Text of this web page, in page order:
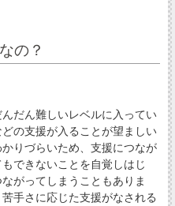
の？
だん難しいレベルに入ってい
の支援が入ることが望ましい
りづらいため、支援につなが
できないことを自覚しはじ
がってしまうこともありま
手さに応じた支援がなされる